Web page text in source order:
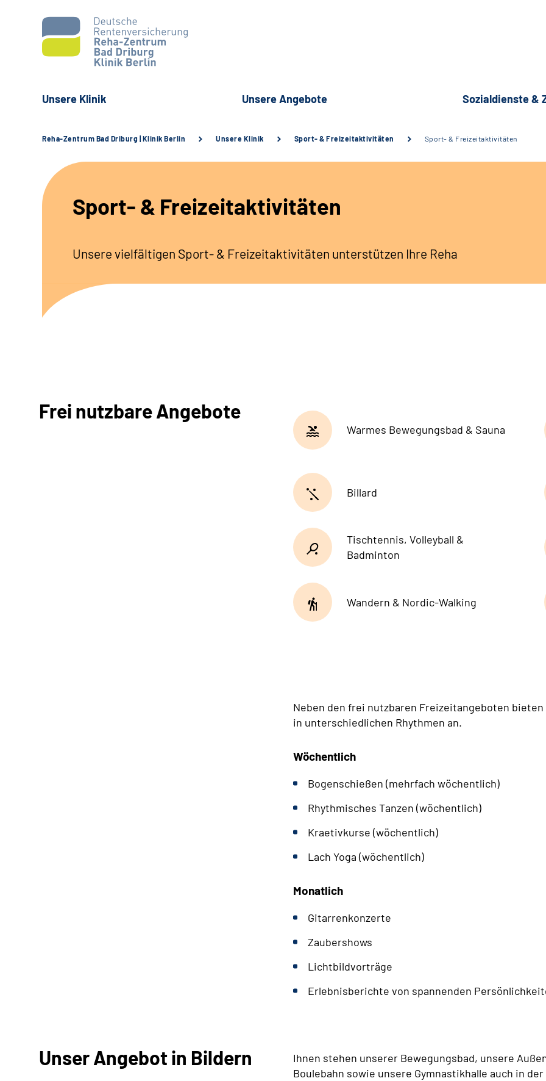
Unsere Klinik Unsere Angebote Sozialdienste &
Reha-Zentrum Bad Driburg | Klinik Berlin Unsere Klinik Sport- & Freizeitaktivitäten Sport- & Freizeitaktivitäten
Sport- & Freizeitaktivitäten
Unsere vielfältigen Sport- & Freizeitaktivitäten unterstützen Ihre Reha
Frei nutzbare Angebote
Warmes Bewegungsbad & Sauna
Billard
Tischtennis, Volleyball &
Badminton
Wandern & Nordic-Walking
Neben den frei nutzbaren Freizeitangeboten
in unterschiedlichen Rhythmen an.
Wöchentlich
Bogenschießen (mehrfach wöchentlich)
Rhythmisches Tanzen (wöchentlich)
Kraetivkurse (wöchentlich)
Lach Yoga (wöchentlich)
Monatlich
Gitarrenkonzerte
Zaubershows
Lichtbildvorträge
Erlebnisberichte von spannenden
Unser Angebot in Bildern
Ihnen stehen unserer Bewegungsbad, unsere
Boulebahn sowie unsere Gymnastikhalle auch in